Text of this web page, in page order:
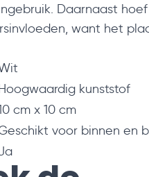
Daarnaast
want het
kunststof
cm x 10 cm
voor binnen en